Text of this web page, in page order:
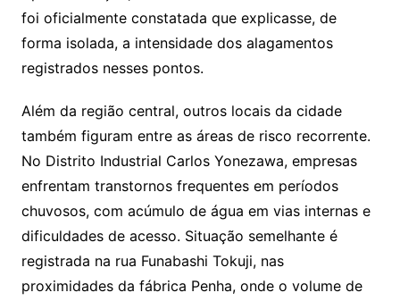
foi oficialmente constatada que explicasse, de
forma isolada, a intensidade dos alagamentos
registrados nesses pontos.
Além da região central, outros locais da cidade
também figuram entre as áreas de risco recorrente.
No Distrito Industrial Carlos Yonezawa, empresas
enfrentam transtornos frequentes em períodos
chuvosos, com acúmulo de água em vias internas e
dificuldades de acesso. Situação semelhante é
registrada na rua Funabashi Tokuji, nas
proximidades da fábrica Penha, onde o volume de